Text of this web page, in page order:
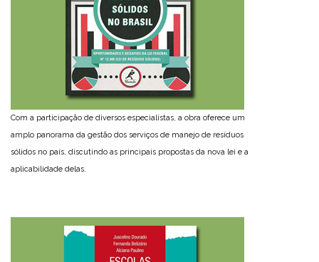
Com a participação de diversos especialistas, a obra oferece um
amplo panorama da gestão dos serviços de manejo de resíduos
sólidos no país, discutindo as principais propostas da nova lei e a
aplicabilidade delas.